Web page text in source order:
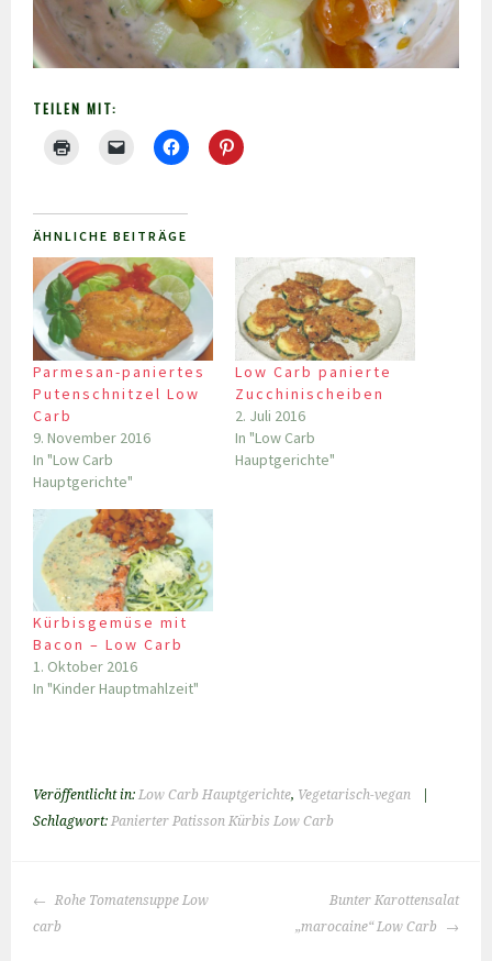
TEILEN MIT:
ÄHNLICHE BEITRÄGE
Parmesan-paniertes
Putenschnitzel Low
Carb
9. November 2016
In "Low Carb
Hauptgerichte"
Low Carb panierte
Zucchinischeiben
2. Juli 2016
In "Low Carb
Hauptgerichte"
Kürbisgemüse mit
Bacon – Low Carb
1. Oktober 2016
In "Kinder Hauptmahlzeit"
Veröffentlicht in:Low Carb Hauptgerichte, Vegetarisch-vegan
Schlagwort:Panierter Patisson Kürbis Low Carb
BEITRAGS-
NAVIGATION
Rohe Tomatensuppe Low
carb
Bunter Karottensalat
„marocaine“ Low Carb